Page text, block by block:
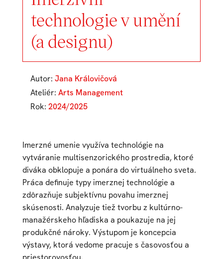
technologie v umění
(a designu)
Autor: Jana Královičová
Ateliér: Arts Management
Rok: 2024/2025
Imerzné umenie využíva technológie na
vytváranie multisenzorického prostredia, ktoré
diváka obklopuje a ponára do virtuálneho sveta.
Práca definuje typy imerznej technológie a
zdôrazňuje subjektívnu povahu imerznej
skúsenosti. Analyzuje tiež tvorbu z kultúrno-
manažérskeho hľadiska a poukazuje na jej
produkčné nároky. Výstupom je koncepcia
výstavy, ktorá vedome pracuje s časovosťou a